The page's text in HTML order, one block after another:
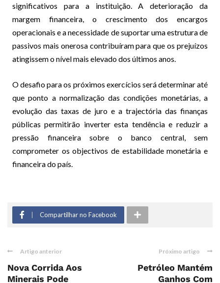
significativos para a instituição. A deterioração da
margem financeira, o crescimento dos encargos
operacionais e a necessidade de suportar uma estrutura de
passivos mais onerosa contribuíram para que os prejuízos
atingissem o nível mais elevado dos últimos anos.
O desafio para os próximos exercícios será determinar até
que ponto a normalização das condições monetárias, a
evolução das taxas de juro e a trajectória das finanças
públicas permitirão inverter esta tendência e reduzir a
pressão financeira sobre o banco central, sem
comprometer os objectivos de estabilidade monetária e
financeira do país.
Compartilhar no Facebook
Artigo anterior
Nova Corrida Aos
Minerais Pode
Próximo artigo
Petróleo Mantém
Ganhos Com